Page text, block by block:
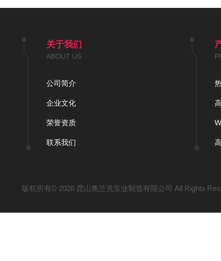
关于我们
ABOUT US
公司简介
企业文化
荣誉资质
联系我们
版权所有© 2026 昆山奥兰克泵业制造有限公司 All Rights